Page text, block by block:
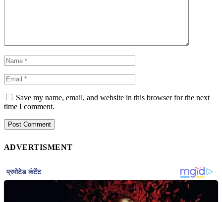
Save my name, email, and website in this browser for the next
time I comment.
ADVERTISMENT